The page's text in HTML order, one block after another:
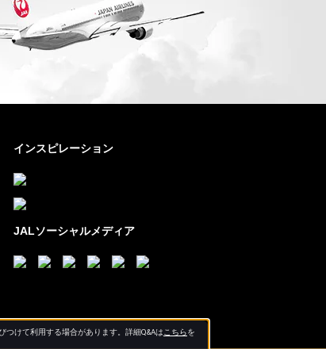
インスピレーション
JALソーシャルメディア
けて利用する場合があります。詳細Q&Aは こちらを